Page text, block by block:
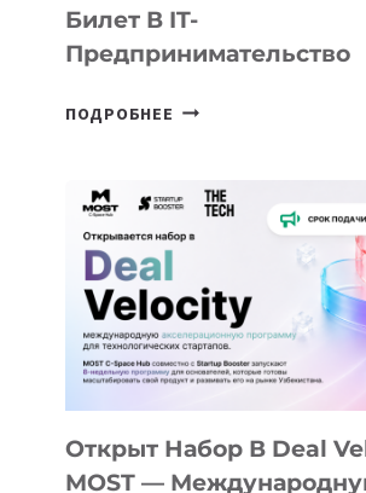
Билет В IT-
Предпринимательство
ПОДРОБНЕЕ ОТ
АЛМАТЫ:
КАК
AI
YOUTH
CAMP
ДАЛ
30
ПОДРОСТКАМ
БИЛЕТ
В
Открыт Набор В Deal
MOST —